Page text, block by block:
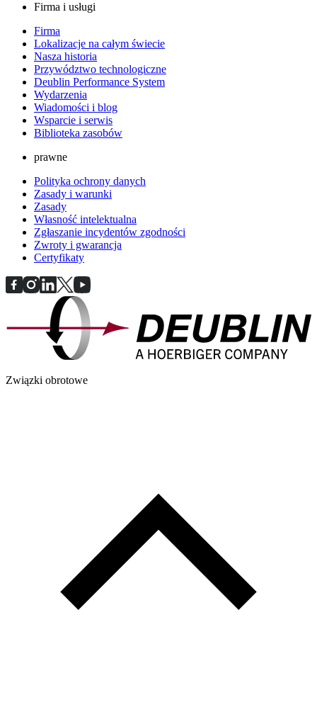
Firma i usługi
Firma
Lokalizacje na całym świecie
Nasza historia
Przywództwo technologiczne
Deublin Performance System
Wydarzenia
Wiadomości i blog
Wsparcie i serwis
Biblioteka zasobów
prawne
Polityka ochrony danych
Zasady i warunki
Zasady
Własność intelektualna
Zgłaszanie incydentów zgodności
Zwroty i gwarancja
Certyfikaty
Związki obrotowe